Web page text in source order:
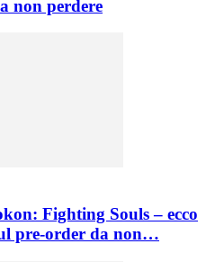
non perdere
Fighting Souls – ecco
pre-order da non…